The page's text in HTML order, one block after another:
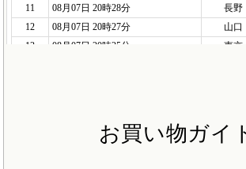
お買い物ガイ